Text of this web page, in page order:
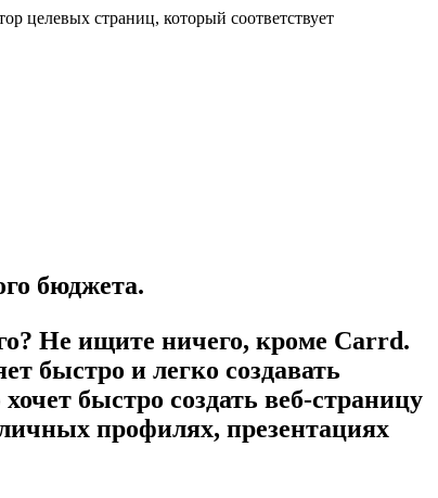
целевых страниц, который соответствует
бюджета.
Не ищите ничего, кроме Carrd.
быстро и легко создавать
быстро создать веб-страницу
профилях, презентациях